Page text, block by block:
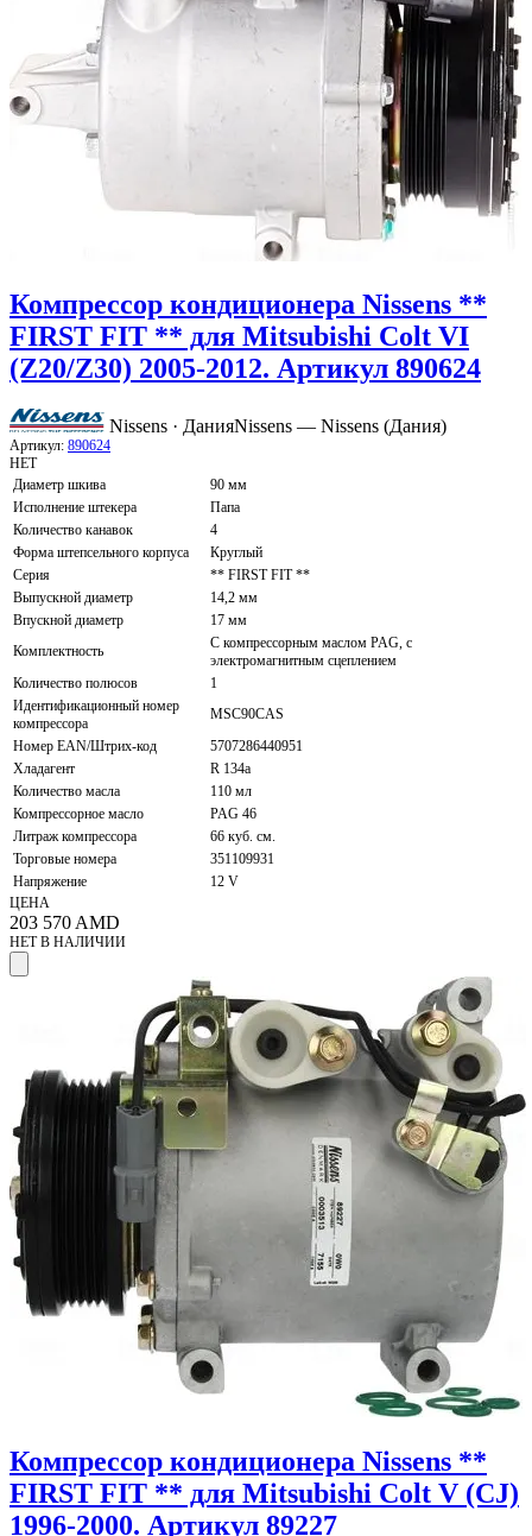
Компрессор кондиционера Nissens **
FIRST FIT ** для Mitsubishi Colt VI
(Z20/Z30) 2005-2012. Артикул 890624
Nissens · ДанияNissens — Nissens (Дания)
Артикул: 890624
НЕТ
Диаметр шкива
90 мм
Исполнение штекера
Папа
Количество канавок
4
Форма штепсельного корпуса
Круглый
Серия
** FIRST FIT **
Выпускной диаметр
14,2 мм
Впускной диаметр
17 мм
Комплектность
С компрессорным маслом PAG, с
электромагнитным сцеплением
Количество полюсов
1
Идентификационный номер
компрессора
MSC90CAS
Номер EAN/Штрих-код
5707286440951
Хладагент
R 134a
Количество масла
110 мл
Компрессорное масло
PAG 46
Литраж компрессора
66 куб. см.
Торговые номера
351109931
Напряжение
12 V
ЦЕНА
203 570 AMD
НЕТ В НАЛИЧИИ
Компрессор кондиционера Nissens **
FIRST FIT ** для Mitsubishi Colt V (CJ)
1996-2000. Артикул 89227